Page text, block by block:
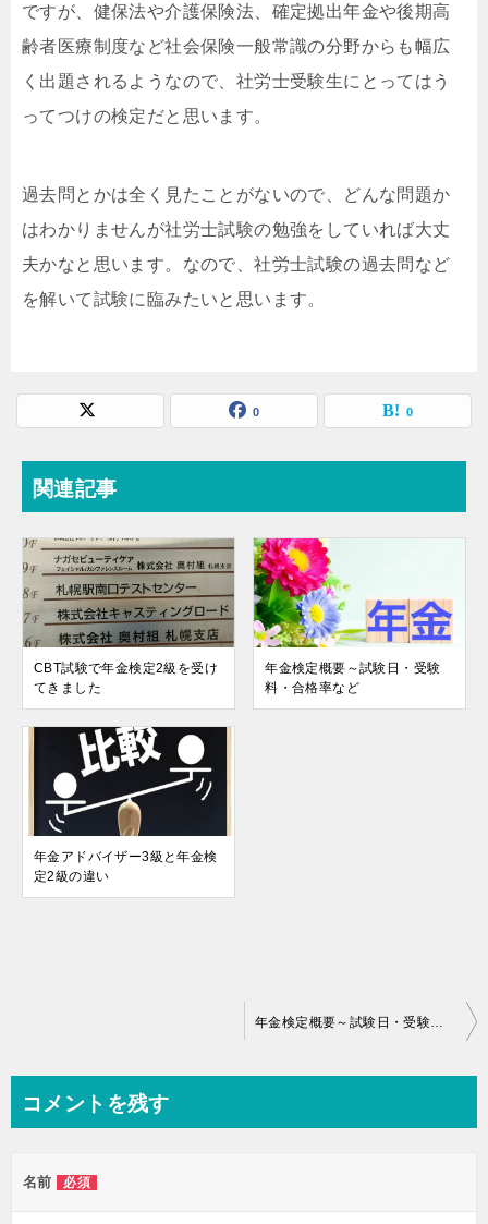
ですが、健保法や介護保険法、確定拠出年金や後期高
齢者医療制度など社会保険一般常識の分野からも幅広
く出題されるようなので、社労士受験生にとってはう
ってつけの検定だと思います。
過去問とかは全く見たことがないので、どんな問題か
はわかりませんが社労士試験の勉強をしていれば大丈
夫かなと思います。なので、社労士試験の過去問など
を解いて試験に臨みたいと思います。
0 0
関連記事
CBT試験で年金検定2級を受け
てきました
年金検定概要～試験日・受験
料・合格率など
年金アドバイザー3級と年金検
定2級の違い
ビ
ー
年金検定概要～試験日・受験料・合格率など
コメントを残す
名前 必須